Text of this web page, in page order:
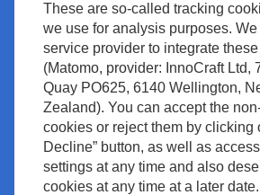
These are so-called tracking
we use for analysis purposes. We
service provider to integrate
(Matomo, provider: InnoCraft Ltd,
Quay PO625, 6140 Wellington,
Zealand). You can accept the
cookies or reject them by clicking
Decline” button, as well as
settings at any time and also
cookies at any time at a later
Contact
Waste